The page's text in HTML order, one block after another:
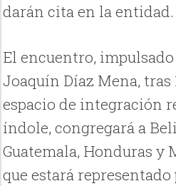
darán cita en la entidad.
El encuentro,
Joaquín Díaz Mena, tras
espacio de integración
índole, congregará a
Guatemala, Honduras y
que estará